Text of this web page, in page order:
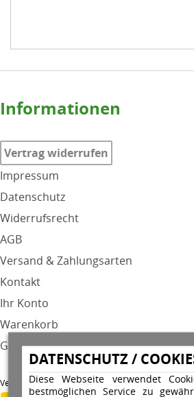
DATENSCHUTZ /
Diese Webseite verwendet
bestmöglichen Service zu
Informationen
Vertrag widerrufen
Impressum
Datenschutz
Widerrufsrecht
AGB
Versand & Zahlungsarten
Kontakt
Ihr Konto
Warenkorb
GPSR
Versandunternehmen